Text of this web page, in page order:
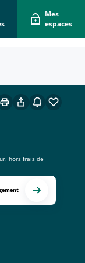
Mes
espaces
hors frais de